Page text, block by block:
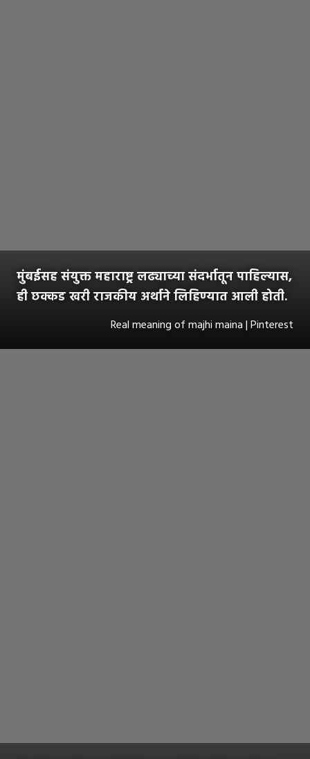
मुंबईसह संयुक्त महाराष्ट्र लढ्याच्या संदर्भातून पाहिल्यास,
ही छक्कड खरी राजकीय अर्थाने लिहिण्यात आली होती.
Real meaning of majhi maina | Pinterest